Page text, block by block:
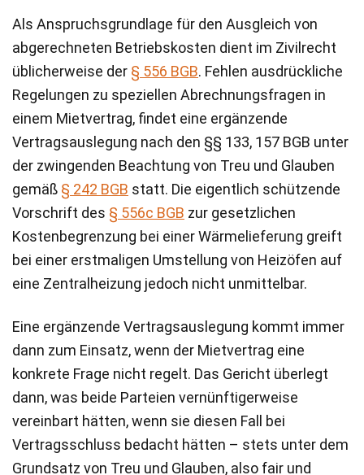
Als Anspruchsgrundlage für den Ausgleich von
abgerechneten Betriebskosten dient im Zivilrecht
üblicherweise der § 556 BGB. Fehlen ausdrückliche
Regelungen zu speziellen Abrechnungsfragen in
einem Mietvertrag, findet eine ergänzende
Vertragsauslegung nach den §§ 133, 157 BGB unter
der zwingenden Beachtung von Treu und Glauben
gemäß § 242 BGB statt. Die eigentlich schützende
Vorschrift des § 556c BGB zur gesetzlichen
Kostenbegrenzung bei einer Wärmelieferung greift
bei einer erstmaligen Umstellung von Heizöfen auf
eine Zentralheizung jedoch nicht unmittelbar.
Eine ergänzende Vertragsauslegung kommt immer
dann zum Einsatz, wenn der Mietvertrag eine
konkrete Frage nicht regelt. Das Gericht überlegt
dann, was beide Parteien vernünftigerweise
vereinbart hätten, wenn sie diesen Fall bei
Vertragsschluss bedacht hätten – stets unter dem
Grundsatz von Treu und Glauben, also fair und